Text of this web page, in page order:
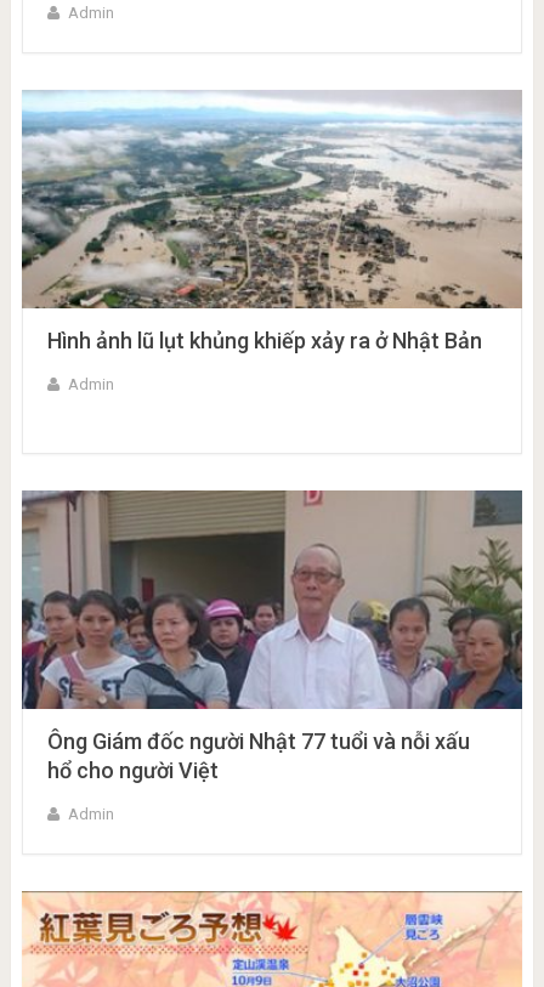
Admin
Hình ảnh lũ lụt khủng khiếp xảy ra ở Nhật Bản
Admin
Ông Giám đốc người Nhật 77 tuổi và nỗi xấu
hổ cho người Việt
Admin